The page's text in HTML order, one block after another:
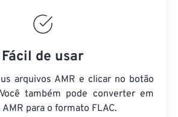
Fácil de usar
arquivos AMR e clicar no botão
também pode converter em
para o formato FLAC.